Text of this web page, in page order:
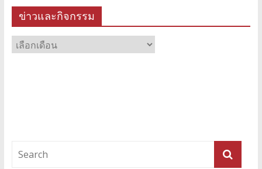
ข่าวและกิจกรรม
ข่าว
และ